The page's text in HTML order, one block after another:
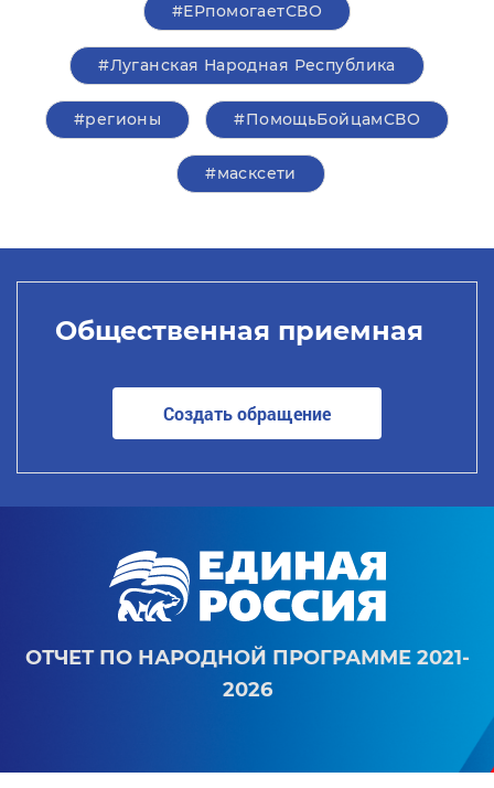
#ЕРпомогаетСВО
#Луганская Народная Республика
#регионы #ПомощьБойцамСВО
#масксети
Общественная приемная
Создать обращение
ОТЧЕТ ПО НАРОДНОЙ ПРОГРАММЕ 2021-
2026